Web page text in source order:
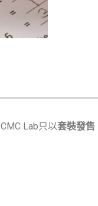
CMC Lab只以套裝發售